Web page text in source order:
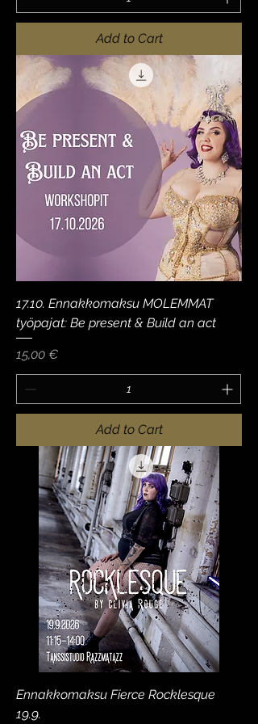
Add to Cart
17.10. Ennakkomaksu MOLEMMAT
työpajat: Be present & Build an act
Price
15,00 €
Add to Cart
Ennakkomaksu Fierce Rocklesque
19.9.